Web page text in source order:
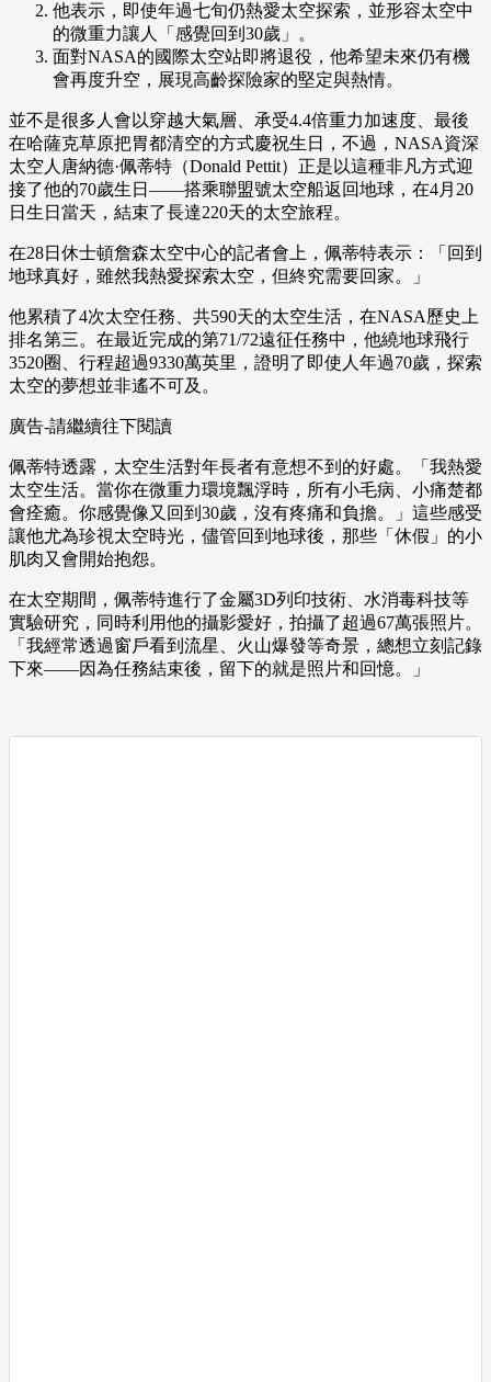
他表示，即使年過七旬仍熱愛太空探索，並形容太空中
的微重力讓人「感覺回到30歲」。
面對NASA的國際太空站即將退役，他希望未來仍有機
會再度升空，展現高齡探險家的堅定與熱情。
並不是很多人會以穿越大氣層、承受4.4倍重力加速度、最後
在哈薩克草原把胃都清空的方式慶祝生日，不過，NASA資深
太空人唐納德·佩蒂特（Donald Pettit）正是以這種非凡方式迎
接了他的70歲生日——搭乘聯盟號太空船返回地球，在4月20
日生日當天，結束了長達220天的太空旅程。
在28日休士頓詹森太空中心的記者會上，佩蒂特表示：「回到
地球真好，雖然我熱愛探索太空，但終究需要回家。」
他累積了4次太空任務、共590天的太空生活，在NASA歷史上
排名第三。在最近完成的第71/72遠征任務中，他繞地球飛行
3520圈、行程超過9330萬英里，證明了即使人年過70歲，探索
太空的夢想並非遙不可及。
廣告-請繼續往下閱讀
佩蒂特透露，太空生活對年長者有意想不到的好處。「我熱愛
太空生活。當你在微重力環境飄浮時，所有小毛病、小痛楚都
會痊癒。你感覺像又回到30歲，沒有疼痛和負擔。」這些感受
讓他尤為珍視太空時光，儘管回到地球後，那些「休假」的小
肌肉又會開始抱怨。
在太空期間，佩蒂特進行了金屬3D列印技術、水消毒科技等
實驗研究，同時利用他的攝影愛好，拍攝了超過67萬張照片。
「我經常透過窗戶看到流星、火山爆發等奇景，總想立刻記錄
下來——因為任務結束後，留下的就是照片和回憶。」